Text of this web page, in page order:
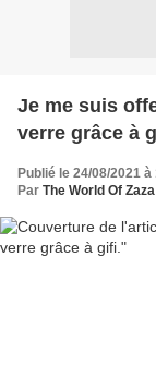
Je me suis
verre grâce à
Publié le 24/08/2021 à
Par The World Of Zaza